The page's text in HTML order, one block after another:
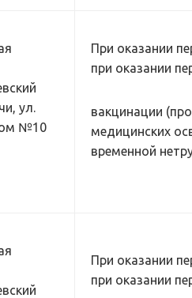
ул.
№10
При оказании
при оказании
вакцинации
медицинских
временной
При оказании
при оказании